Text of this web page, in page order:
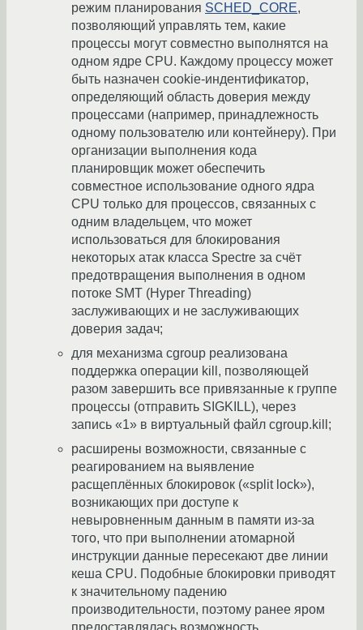
режим планирования SCHED_CORE,
позволяющий управлять тем, какие
процессы могут совместно выполнятся на
одном ядре CPU. Каждому процессу может
быть назначен cookie-индентификатор,
определяющий область доверия между
процессами (например, принадлежность
одному пользователю или контейнеру). При
организации выполнения кода
планировщик может обеспечить
совместное использование одного ядра
CPU только для процессов, связанных с
одним владельцем, что может
использоваться для блокирования
некоторых атак класса Spectre за счёт
предотвращения выполнения в одном
потоке SMT (Hyper Threading)
заслуживающих и не заслуживающих
доверия задач;
для механизма cgroup реализована
поддержка операции kill, позволяющей
разом завершить все привязанные к группе
процессы (отправить SIGKILL), через
запись «1» в виртуальный файл cgroup.kill;
расширены возможности, связанные с
реагированием на выявление
расщеплённых блокировок («split lock»),
возникающих при доступе к
невыровненным данным в памяти из-за
того, что при выполнении атомарной
инструкции данные пересекают две линии
кеша CPU. Подобные блокировки приводят
к значительному падению
производительности, поэтому ранее яром